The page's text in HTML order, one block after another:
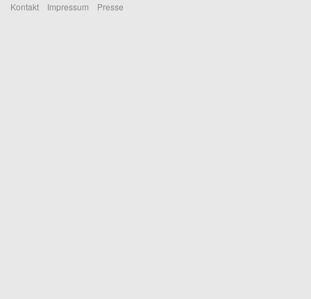
Kontakt Impressum Presse